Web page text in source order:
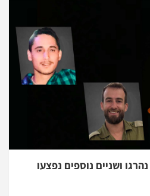
ושניים נוספים נפצעו